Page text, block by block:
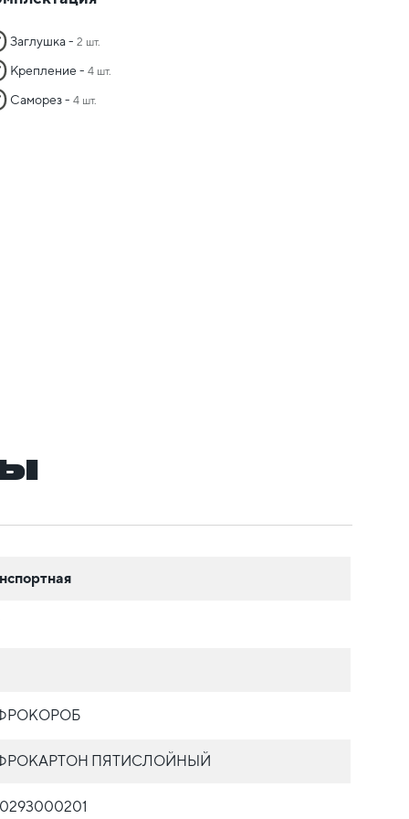
Заглушка -2 шт.
Крепление -4 шт.
Саморез -4 шт.
ПЯТИСЛОЙНЫЙ